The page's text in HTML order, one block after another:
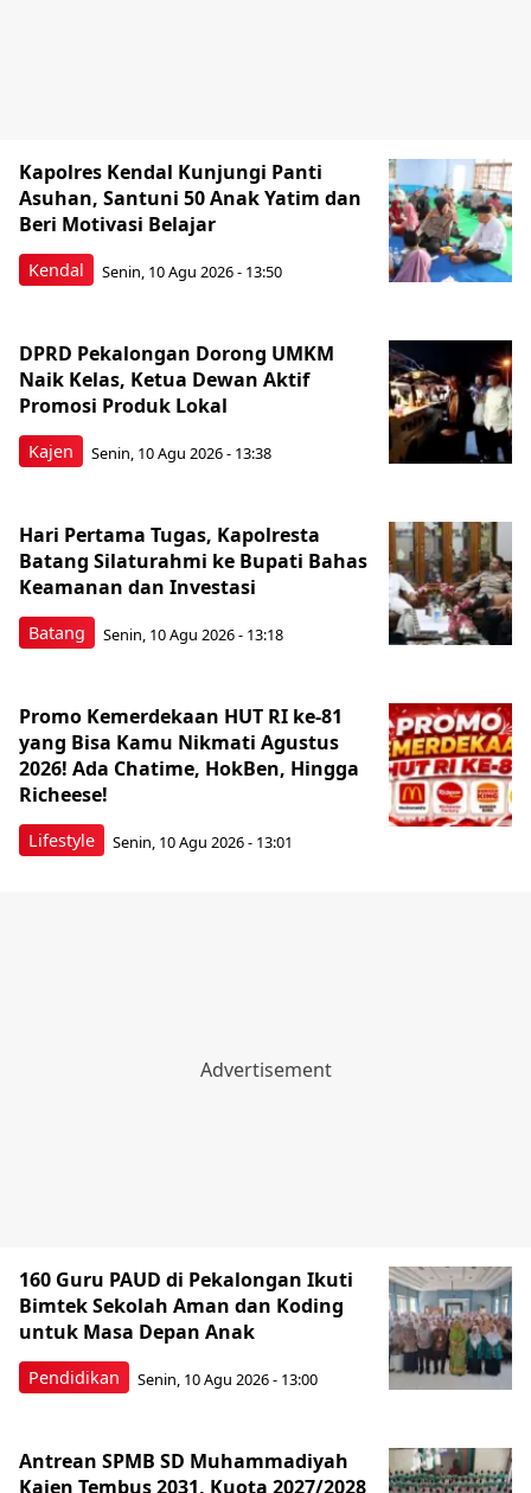
Kendal
Kapolres Kendal Kunjungi Panti
Asuhan, Santuni 50 Anak Yatim dan
Beri Motivasi Belajar
Senin, 10 Agu 2026 - 13:50
Kajen
DPRD Pekalongan Dorong UMKM
Naik Kelas, Ketua Dewan Aktif
Promosi Produk Lokal
Senin, 10 Agu 2026 - 13:38
Batang
Hari Pertama Tugas, Kapolresta
Batang Silaturahmi ke Bupati Bahas
Keamanan dan Investasi
Senin, 10 Agu 2026 - 13:18
Lifestyle
Promo Kemerdekaan HUT RI ke-81
yang Bisa Kamu Nikmati Agustus
2026! Ada Chatime, HokBen, Hingga
Richeese!
Senin, 10 Agu 2026 - 13:01
Pendidikan
160 Guru PAUD di Pekalongan Ikuti
Bimtek Sekolah Aman dan Koding
untuk Masa Depan Anak
Senin, 10 Agu 2026 - 13:00
Antrean SPMB SD Muhammadiyah
Kajen Tembus 2031, Kuota 2027/2028